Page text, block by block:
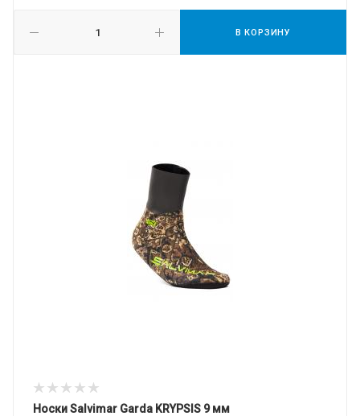
В КОРЗИНУ
Носки Salvimar Garda KRYPSIS 9 мм